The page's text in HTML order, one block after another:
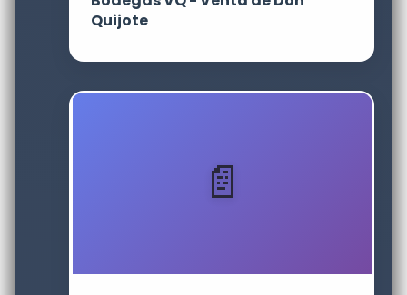
Quijote